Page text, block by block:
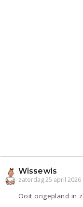
Wissewis
zaterdag 25 april 2026
Ooit ongepland in